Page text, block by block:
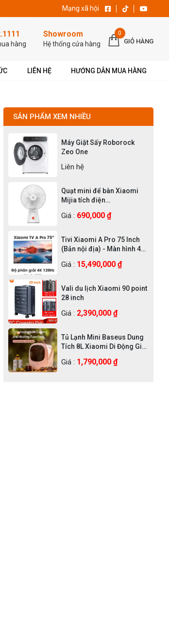
Mạng xã hội
hàng
Showroom
Hệ thống cửa hàng
0
GIỎ HÀNG
LIÊN HỆ HƯỚNG DẪN MUA HÀNG
SẢN PHẨM XEM NHIỀU
Máy Giặt Sấy Roborock
Zeo One
Liên hệ
Quạt mini để bàn Xiaomi
Mijia tích điện
Giá : 690,000 ₫
Tivi Xiaomi A Pro 75 Inch
(Bản nội địa) - Màn hình 4K
Giá : 15,490,000 ₫
Vali du lịch Xiaomi 90 point
28 inch
Giá : 2,390,000 ₫
Tủ Lạnh Mini Baseus Dung
Tích 8L Xiaomi Di Động Giá
Giá : 1,790,000 ₫